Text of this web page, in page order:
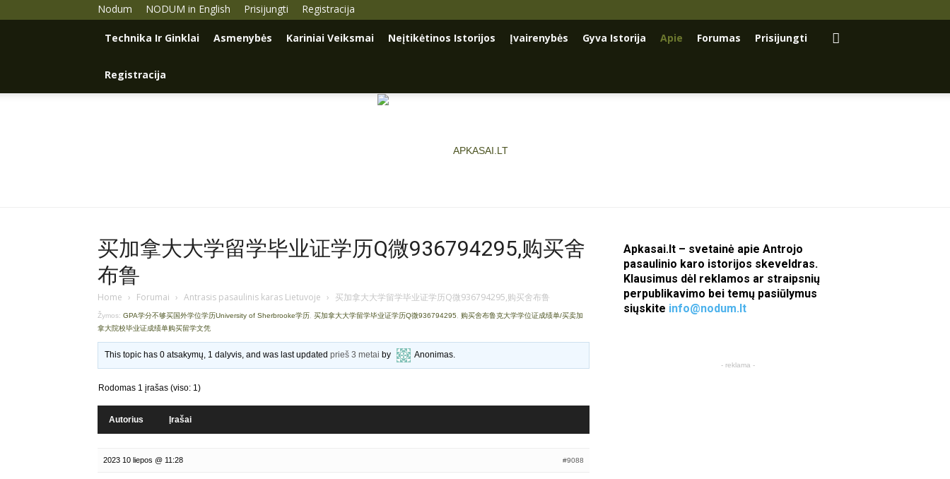
Nodum NODUM in English Prisijungti Registracija
Technika Ir Ginklai Asmenybės Kariniai Veiksmai Neįtikėtinos Istorijos Įvairenybės Gyva Istorija Apie Forumas Prisijungti
Registracija
买加拿大大学留学毕业证学历Q微936794295,购买舍
布鲁
Home › Forumai › Antrasis pasaulinis karas Lietuvoje › 买加拿大大学留学毕业证学历Q微936794295,购买舍布鲁
Žymos: GPA学分不够买国外学位学历University of Sherbrooke学历, 买加拿大大学留学毕业证学历Q微936794295, 购买舍布鲁克大学学位证成绩单/买卖加
拿大院校毕业证成绩单购买留学文凭
This topic has 0 atsakymų, 1 dalyvis, and was last updatedprieš 3 metai by Anonimas.
Rodomas 1 įrašas (viso: 1)
Autorius Įrašai
2023 10 liepos @ 11:28 #9088
Apkasai.lt – svetainė apie Antrojo
pasaulinio karo istorijos skeveldras.
Klausimus dėl reklamos ar straipsnių
perpublikavimo bei temų pasiūlymus
siųskite info@nodum.lt
- reklama -